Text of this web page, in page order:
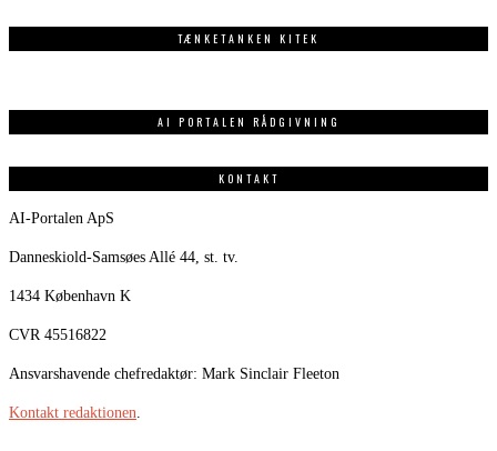
TÆNKETANKEN KITEK
AI PORTALEN RÅDGIVNING
KONTAKT
AI-Portalen ApS
Danneskiold-Samsøes Allé 44, st. tv.
1434 København K
CVR 45516822
Ansvarshavende chefredaktør: Mark Sinclair Fleeton
Kontakt redaktionen